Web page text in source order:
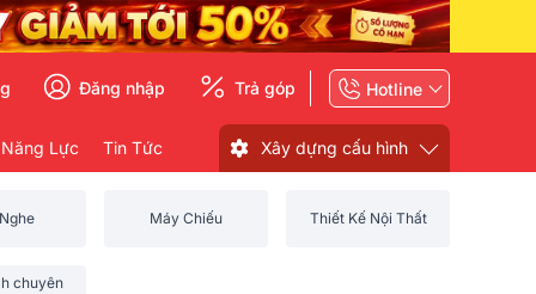
Đăng nhập Trả góp Hotline
Lực Tin Tức Xây dựng cấu hình
Máy Chiếu Thiết Kế Nội Thất
chuyên